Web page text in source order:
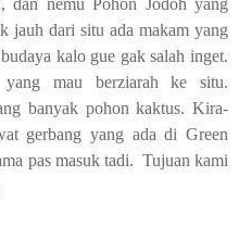
dan nemu Pohon Jodoh yang
jauh dari situ ada makam yang
kalo gue gak salah inget.
mau berziarah ke situ.
banyak pohon kaktus. Kira-
gerbang yang ada di Green
pas masuk tadi. Tujuan kami